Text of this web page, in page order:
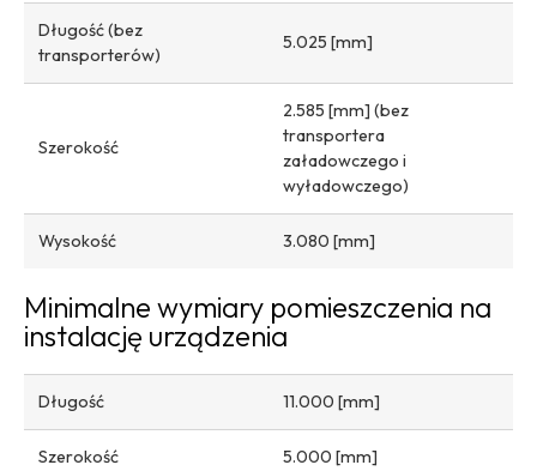
Długość (bez
transporterów)
5.025 [mm]
Szerokość
2.585 [mm] (bez
transportera
załadowczego i
wyładowczego)
Wysokość 3.080 [mm]
Minimalne wymiary pomieszczenia na
instalację urządzenia
Długość 11.000 [mm]
Szerokość 5.000 [mm]